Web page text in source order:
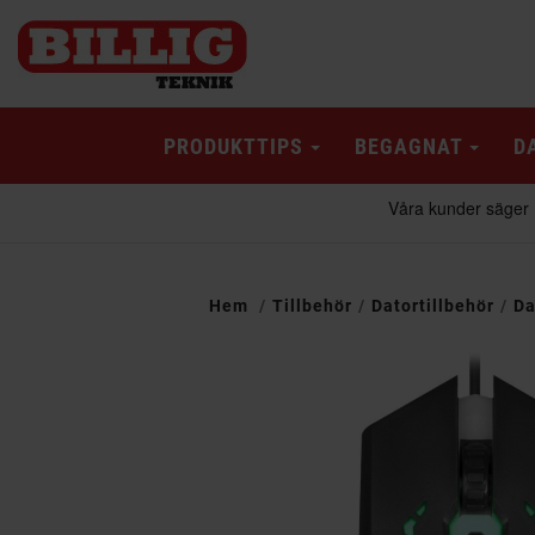
PRODUKTTIPS BEGAGNAT
Hem Tillbehör Datortillbehör